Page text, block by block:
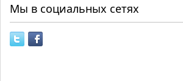
Мы в социальных сетях